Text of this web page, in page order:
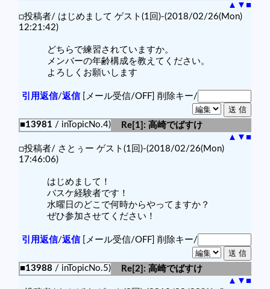
▲ ▼ ■
□投稿者/ はじめまして ゲスト(1回)-(2018/02/26(Mon)
12:21:42)
どちらで練習されていますか。
メンバーの年齢構成を教えてください。
よろしくお願いします
引用返信/返信[メール受信/OFF] 削除キー/
■13981 / inTopicNo.4)
Re[1]: 高崎でばすけ
▲ ▼ ■
□投稿者/ さとぅー ゲスト(1回)-(2018/02/26(Mon)
17:46:06)
はじめまして！
バスケ経験者です！
水曜日のどこで何時からやってますか？
ぜひ参加させてください！
引用返信/返信[メール受信/OFF] 削除キー/
■13988 / inTopicNo.5)
Re[2]: 高崎でばすけ
▲ ▼ ■